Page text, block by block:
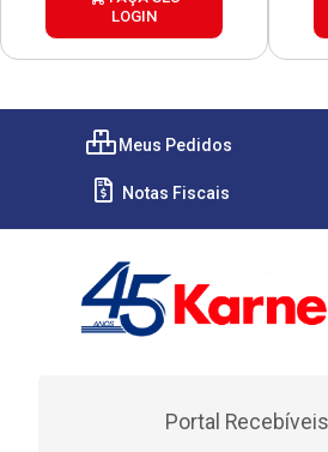
LOGIN
Meus Pedidos
Notas Fiscais
Portal